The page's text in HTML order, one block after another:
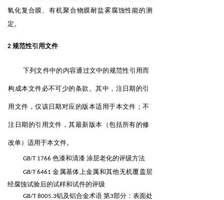
氧化复合膜、有机聚合物膜耐盐雾腐蚀性能的测
定。
2 规范性引用文件
下列文件中的内容通过文中的规范性引用而
构成本文件必不可少的条款。其中，注日期的引
用文件，仅该日期对应的版本适用于本文件；不
注日期的引用文件，其最新版本（包括所有的修
改单）适用于本文件。
GB/T 1766 色漆和清漆 涂层老化的评级方法
GB/T 6461 金属基体上金属和其他无机覆盖层
经腐蚀试验后的试样和试件的评级
GB/T 8005.3铝及铝合金术语 第3部分：表面处